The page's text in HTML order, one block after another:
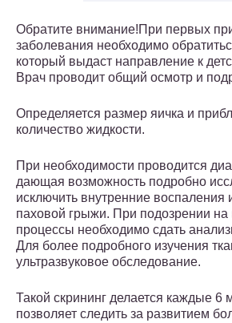
Обратите внимание!При первых
заболевания необходимо
который выдаст направление к
Врач проводит общий осмотр и
Определяется размер яичка и
количество жидкости.
При необходимости проводится
дающая возможность подробно
исключить внутренние воспаления
паховой грыжи. При подозрении на
процессы необходимо сдать
Для более подробного изучения
ультразвуковое обследование.
Такой скрининг делается каждые 6
позволяет следить за развитием